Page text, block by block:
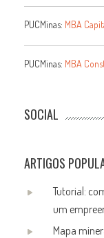
PUCMinas: MBA
PUCMinas: MBA
SOCIAL
ARTIGOS
Tutorial:
um
Mapa